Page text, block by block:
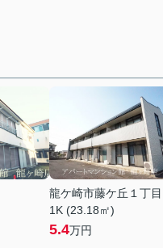
龍ケ崎市藤ケ丘１丁目
1K (23.18㎡)
5.4万円